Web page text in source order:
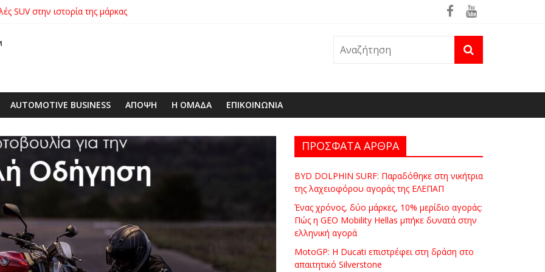
SUV στην ιστορία της μάρκας
Πώς η GEO Mobility Hellas μπήκε δυνατά στην ελληνική αγορά
απαιτητικό Silverstone
με δεξαμενή 600 λίτρων στην ΕΠΟΜΕΑ Βιλίων – το όχημα βρέθηκε ήδη στη φωτιά του Πόρτο Γερμενό
AUTOMOTIVE BUSINESS ΑΠΟΨΗ Η ΟΜΑΔΑ ΕΠΙΚΟΙΝΩΝΙΑ
ΠΡΟΣΦΑΤΑ ΑΡΘΡΑ
BYD DOLPHIN SURF: Παραδόθηκε στη νικήτρια
της λαχειοφόρου αγοράς της ΕΛΕΠΑΠ
Ένας χρόνος, δύο μάρκες, 10% μερίδιο αγοράς:
Πώς η GEO Mobility Hellas μπήκε δυνατά στην
ελληνική αγορά
MotoGP: Η Ducati επιστρέφει στη δράση στο
απαιτητικό Silverstone